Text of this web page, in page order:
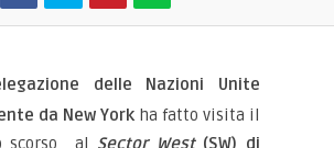
delle Nazioni Unite
da New York ha fatto visita il
scorso al Sector West(SW) di